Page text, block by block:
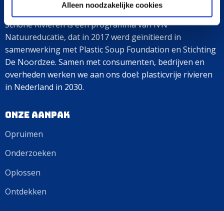
Alleen noodzakelijke cookies
Schone Rivieren is een programma van IVN
Natuureducatie, dat in 2017 werd geïnitieerd in
samenwerking met Plastic Soup Foundation en Stichting
De Noordzee. Samen met consumenten, bedrijven en
overheden werken we aan ons doel: plasticvrije rivieren
in Nederland in 2030.
Onze aanpak
Opruimen
Onderzoeken
Oplossen
Ontdekken